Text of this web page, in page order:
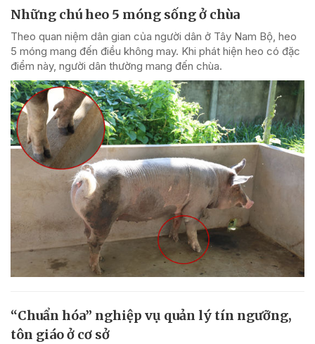
Những chú heo 5 móng sống ở chùa
Theo quan niệm dân gian của người dân ở Tây Nam Bộ, heo
5 móng mang đến điều không may. Khi phát hiện heo có đặc
điểm này, người dân thường mang đến chùa.
“Chuẩn hóa” nghiệp vụ quản lý tín ngưỡng,
tôn giáo ở cơ sở